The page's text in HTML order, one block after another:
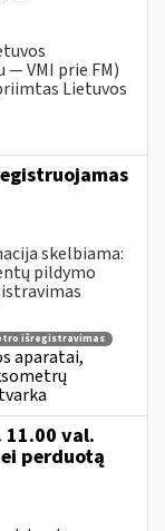
VMI prie FM)
Lietuvos
skelbiama:
pildymo
išregistravimas
aparatai,
11.00 val.
perduotą